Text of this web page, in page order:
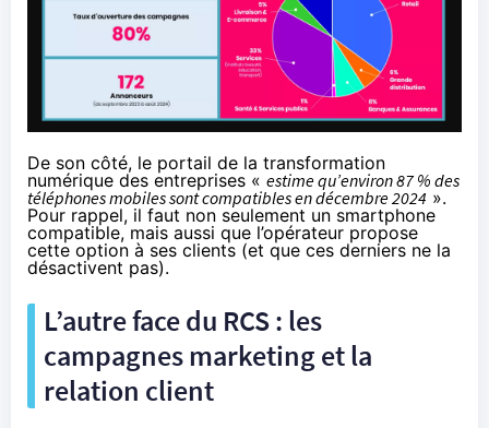
De son côté, le portail de la transformation
numérique des entreprises « estime qu’environ 87 % des
téléphones mobiles sont compatibles en décembre 2024 ».
Pour rappel, il faut non seulement un smartphone
compatible, mais aussi que l’opérateur propose
cette option à ses clients (et que ces derniers ne la
désactivent pas).
L’autre face du RCS : les
campagnes marketing et la
relation client